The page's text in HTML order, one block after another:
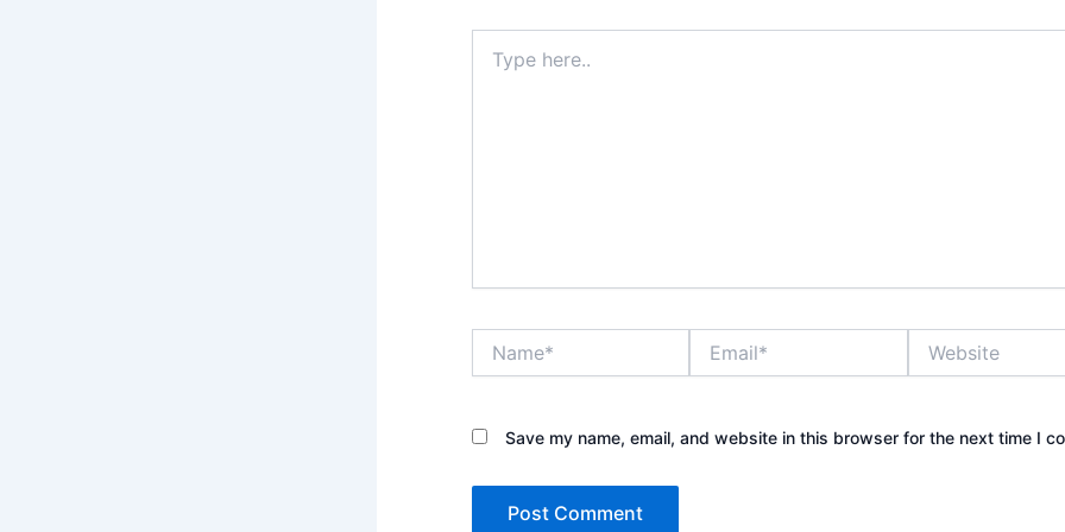
here..
Save my name, email, and website in this browser for the next time I